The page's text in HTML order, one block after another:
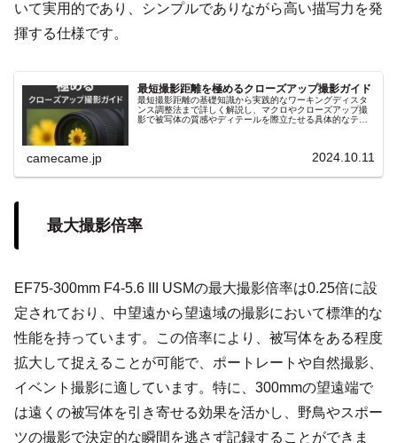
いて実用的であり、シンプルでありながら高い描写力を発
揮する仕様です。
最短撮影距離を極めるクローズアップ撮影ガイド
最短撮影距離の基礎知識から実践的なワーキングディスタ
ンス調整法まで詳しく解説し、マクロやクローズアップ撮
影で被写体の質感やディテールを際立たせる具体的なテク
camecame.jp 2024.10.11
最大撮影倍率
EF75-300mm F4-5.6 III USMの最大撮影倍率は0.25倍に設
定されており、中望遠から望遠域の撮影において標準的な
性能を持っています。この倍率により、被写体をある程度
拡大して捉えることが可能で、ポートレートや自然撮影、
イベント撮影に適しています。特に、300mmの望遠端で
は遠くの被写体を引き寄せる効果を活かし、野鳥やスポー
ツの撮影で決定的な瞬間を逃さず記録することができま